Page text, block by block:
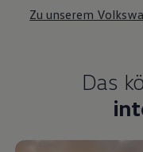
Zu unserem
Das